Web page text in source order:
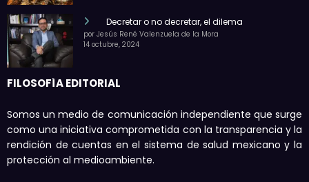
Decretar o no decretar, el dilema
por Jesús René Valenzuela de la Mora
14 octubre, 2024
FILOSOFÍA EDITORIAL
Somos un medio de comunicación independiente que surge
como una iniciativa comprometida con la transparencia y la
rendición de cuentas en el sistema de salud mexicano y la
protección al medioambiente.